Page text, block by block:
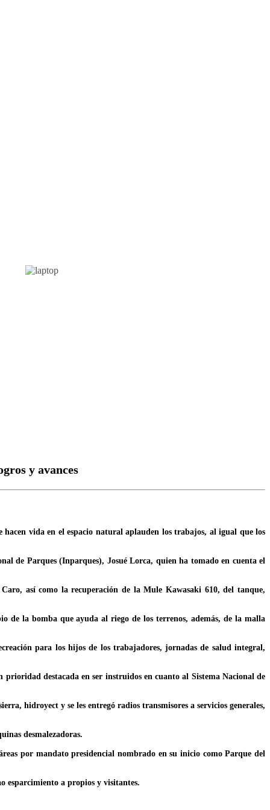
y avances
vida en el espacio natural aplauden los trabajos, al igual que los
de Parques (Inparques), Josué Lorca, quien ha tomado en cuenta el
así como la recuperación de la Mule Kawasaki 610, del tanque,
de la bomba que ayuda al riego de los terrenos, además, de la malla
para los hijos de los trabajadores, jornadas de salud integral,
prioridad destacada en ser instruidos en cuanto al Sistema Nacional de
hidroyect y se les entregó radios transmisores a servicios generales,
desmalezadoras.
por mandato presidencial nombrado en su inicio como Parque del
esparcimiento a propios y visitantes.